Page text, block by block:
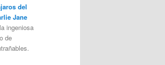
del
Jane
ingeniosa
de